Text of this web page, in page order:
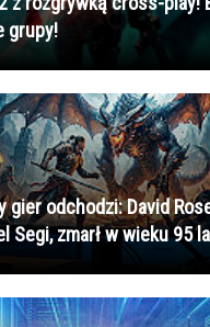
grupy!
gier odchodzi: David
Segi, zmarł w wieku 95